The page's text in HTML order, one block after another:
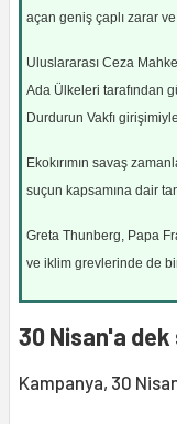
açan geniş çaplı zarar
Uluslararası Ceza
Ada Ülkeleri tarafından
Durdurun Vakfı
Ekokırımın savaş
suçun kapsamına dair
Greta Thunberg, Papa
ve iklim grevlerinde de
30 Nisan'a
Kampanya, 30